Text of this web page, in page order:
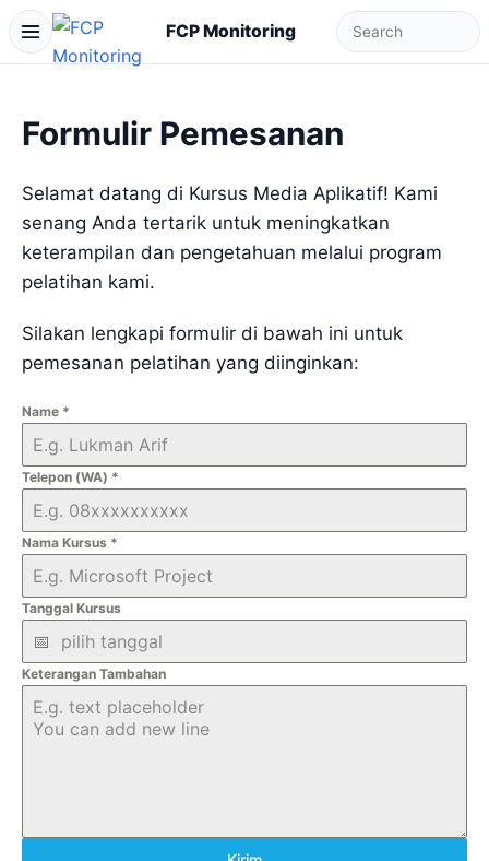
FCP Monitoring
Formulir Pemesanan
Selamat datang di Kursus Media Aplikatif! Kami
senang Anda tertarik untuk meningkatkan
keterampilan dan pengetahuan melalui program
pelatihan kami.
Silakan lengkapi formulir di bawah ini untuk
pemesanan pelatihan yang diinginkan:
Name *
Telepon (WA) *
Nama Kursus *
Tanggal Kursus
Keterangan Tambahan